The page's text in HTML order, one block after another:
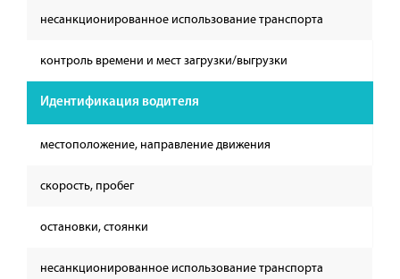
несанкционированное использование транспорта
контроль времени и мест загрузки/выгрузки
Идентификация водителя
местоположение, направление движения
скорость, пробег
остановки, стоянки
несанкционированное использование транспорта